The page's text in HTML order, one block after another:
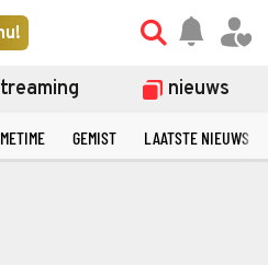
nieuws
GEMIST LAATSTE NIEUWS